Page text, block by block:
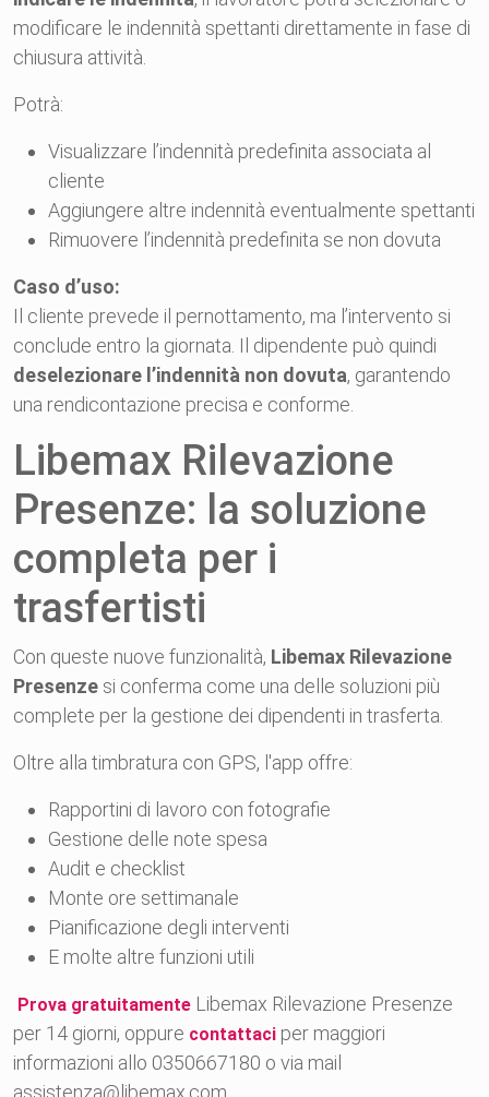
modificare le indennità spettanti direttamente in fase di
chiusura attività.
Potrà:
Visualizzare l’indennità predefinita associata al
cliente
Aggiungere altre indennità eventualmente spettanti
Rimuovere l’indennità predefinita se non dovuta
Caso d’uso:
Il cliente prevede il pernottamento, ma l’intervento si
conclude entro la giornata. Il dipendente può quindi
deselezionare l’indennità non dovuta, garantendo
una rendicontazione precisa e conforme.
Libemax Rilevazione
Presenze: la soluzione
completa per i
trasfertisti
Con queste nuove funzionalità, Libemax Rilevazione
Presenze si conferma come una delle soluzioni più
complete per la gestione dei dipendenti in trasferta.
Oltre alla timbratura con GPS, l'app offre:
Rapportini di lavoro con fotografie
Gestione delle note spesa
Audit e checklist
Monte ore settimanale
Pianificazione degli interventi
E molte altre funzioni utili
Prova gratuitamente Libemax Rilevazione Presenze
per 14 giorni, oppure contattaci per maggiori
informazioni allo 0350667180 o via mail
assistenza@libemax.com